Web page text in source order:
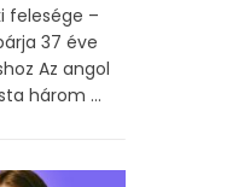
felesége –
37 éve
Az angol
három ...